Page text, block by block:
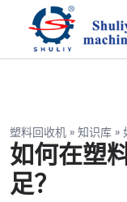
塑料回收机 » 知识库 »
如何在塑
足？